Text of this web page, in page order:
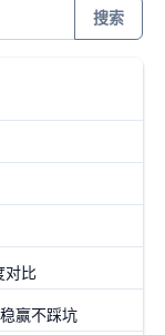
搜索
对比
赢不踩坑